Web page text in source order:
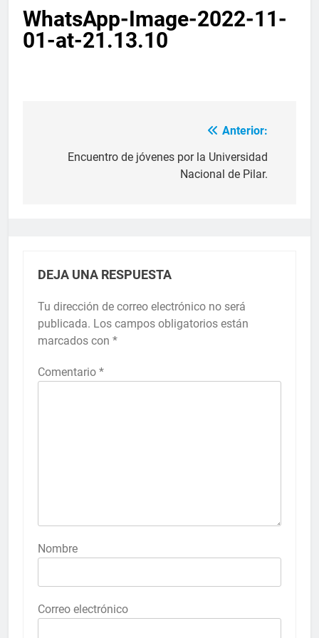
WhatsApp-Image-2022-11-
01-at-21.13.10
Anterior:
Encuentro de jóvenes por la Universidad
Nacional de Pilar.
DEJA UNA RESPUESTA
Tu dirección de correo electrónico no será
publicada. Los campos obligatorios están
marcados con *
Comentario *
Nombre
Correo electrónico